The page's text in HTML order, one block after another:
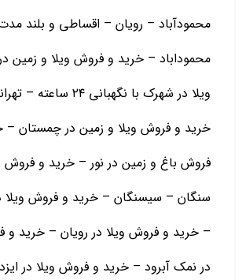
محمودآباد – رویان – اقساطی و بلند
محموداباد – خرید و فروش ویلا و زمین
ویلا در شهرک با نگهبانی
خرید و فروش ویلا و زمین در چمستان –
فروش باغ و زمین در نور – خرید و فروش
سنگان – سیسنگان – خرید و فروش ویلا
– خرید و فروش ویلا در رویان – خرید و
در نمک آبرود – خرید و فروش ویلا در